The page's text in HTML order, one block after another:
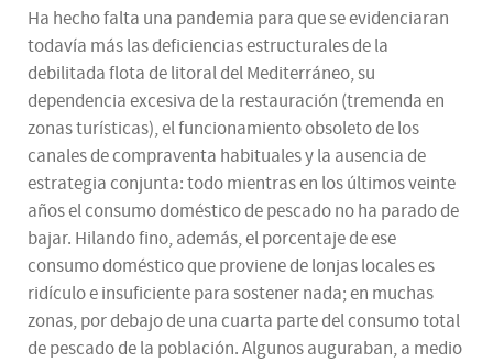
Ha hecho falta una pandemia para que se evidenciaran
todavía más las deficiencias estructurales de la
debilitada flota de litoral del Mediterráneo, su
dependencia excesiva de la restauración (tremenda en
zonas turísticas), el funcionamiento obsoleto de los
canales de compraventa habituales y la ausencia de
estrategia conjunta: todo mientras en los últimos veinte
años el consumo doméstico de pescado no ha parado de
bajar. Hilando fino, además, el porcentaje de ese
consumo doméstico que proviene de lonjas locales es
ridículo e insuficiente para sostener nada; en muchas
zonas, por debajo de una cuarta parte del consumo total
de pescado de la población. Algunos auguraban, a medio